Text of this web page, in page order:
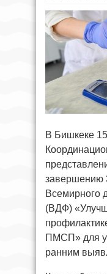
В Бишкеке
завершению
Всемирного
(ВДФ)
ПМСП» для
ранним